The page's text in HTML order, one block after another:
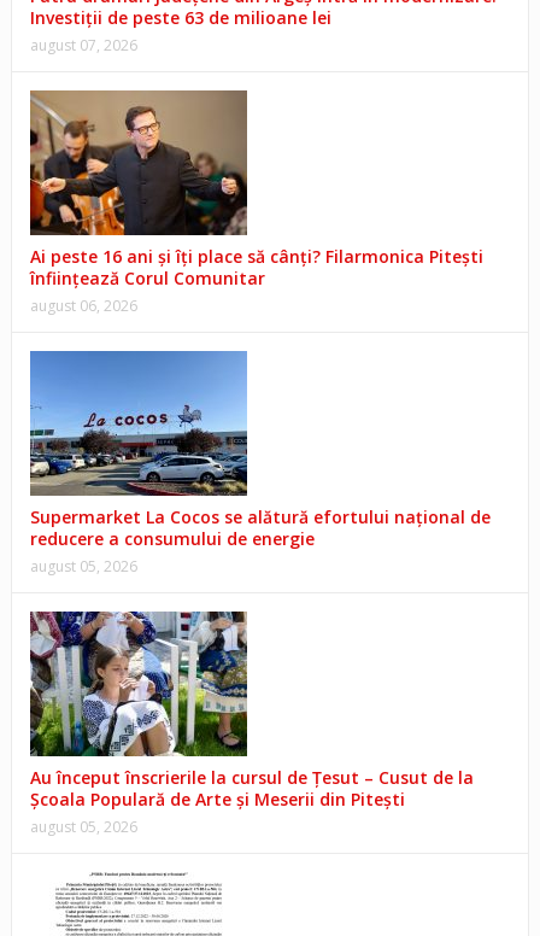
Investiții de peste 63 de milioane lei
august 07, 2026
Ai peste 16 ani și îți place să cânți? Filarmonica Pitești
înființează Corul Comunitar
august 06, 2026
Supermarket La Cocos se alătură efortului național de
reducere a consumului de energie
august 05, 2026
Au început înscrierile la cursul de Țesut – Cusut de la
Școala Populară de Arte și Meserii din Pitești
august 05, 2026